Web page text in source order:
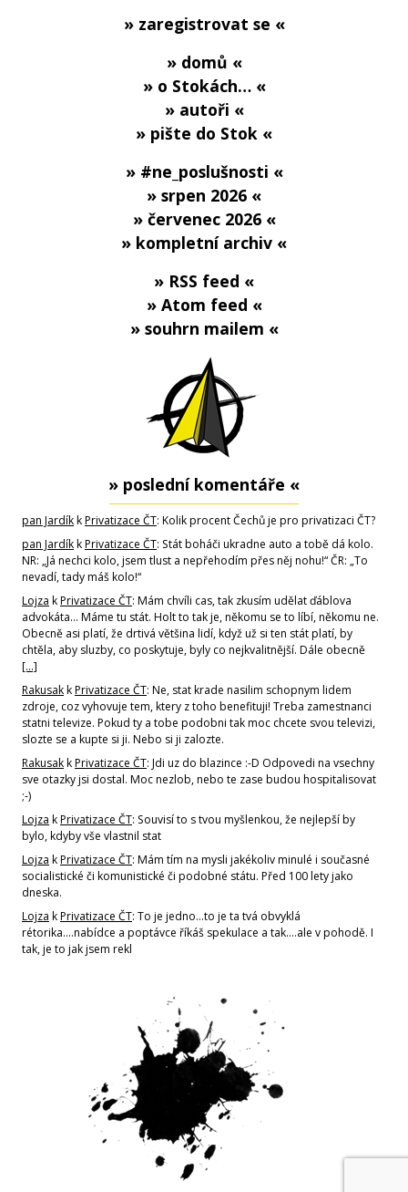
» zaregistrovat se «
» domů «
» o Stokách… «
» autoři «
» pište do Stok «
» #ne_poslušnosti «
» srpen 2026 «
» červenec 2026 «
» kompletní archiv «
» RSS feed «
» Atom feed «
» souhrn mailem «
» poslední komentáře «
pan JardíkkPrivatizace ČT: Kolik procent Čechů je pro privatizaci ČT?
pan JardíkkPrivatizace ČT: Stát boháči ukradne auto a tobě dá kolo.
NR: „Já nechci kolo, jsem tlust a nepřehodím přes něj nohu!“ ČR: „To
nevadí, tady máš kolo!“
Lojza kPrivatizace ČT: Mám chvíli cas, tak zkusím udělat ďáblova
advokáta... Máme tu stát. Holt to tak je, někomu se to líbí, někomu ne.
Obecně asi platí, že drtivá většina lidí, když už si ten stát platí, by
chtěla, aby sluzby, co poskytuje, byly co nejkvalitnější. Dále obecně
[…]
RakusakkPrivatizace ČT: Ne, stat krade nasilim schopnym lidem
zdroje, coz vyhovuje tem, ktery z toho benefituji! Treba zamestnanci
statni televize. Pokud ty a tobe podobni tak moc chcete svou televizi,
slozte se a kupte si ji. Nebo si ji zalozte.
RakusakkPrivatizace ČT: Jdi uz do blazince :-D Odpovedi na vsechny
sve otazky jsi dostal. Moc nezlob, nebo te zase budou hospitalisovat
;-)
Lojza kPrivatizace ČT: Souvisí to s tvou myšlenkou, že nejlepší by
bylo, kdyby vše vlastnil stat
Lojza kPrivatizace ČT: Mám tím na mysli jakékoliv minulé i současné
socialistické či komunistické či podobné státu. Před 100 lety jako
dneska.
Lojza kPrivatizace ČT: To je jedno...to je ta tvá obvyklá
rétorika....nabídce a poptávce říkáš spekulace a tak....ale v pohodě. I
tak, je to jak jsem rekl